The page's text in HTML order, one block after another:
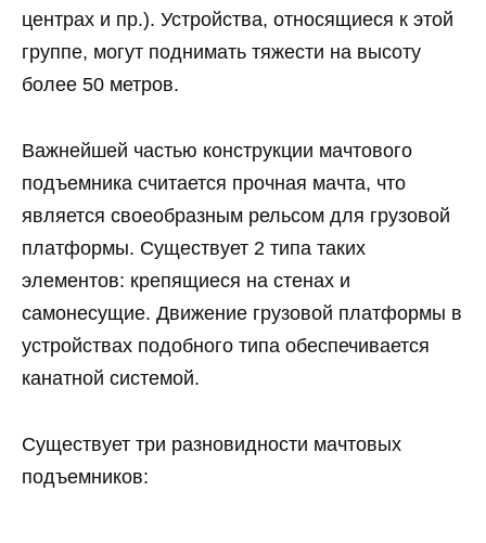
центрах и пр.). Устройства, относящиеся к этой
группе, могут поднимать тяжести на высоту
более 50 метров.
Важнейшей частью конструкции мачтового
подъемника считается прочная мачта, что
является своеобразным рельсом для грузовой
платформы. Существует 2 типа таких
элементов: крепящиеся на стенах и
самонесущие. Движение грузовой платформы в
устройствах подобного типа обеспечивается
канатной системой.
Существует три разновидности мачтовых
подъемников: